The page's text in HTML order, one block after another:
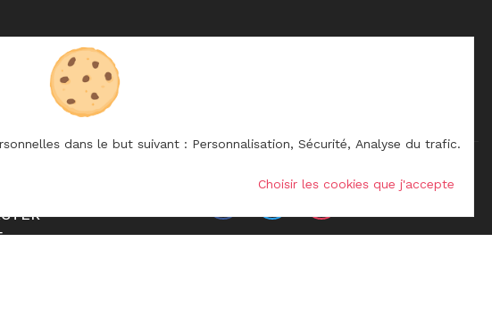
dans le but suivant : Personnalisation, Sécurité, Analyse du trafic.
Choisir les cookies que j'accepte